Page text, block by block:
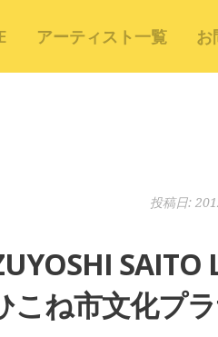
アーティスト一覧 お
投稿日:
SAITO
こね市文化プ